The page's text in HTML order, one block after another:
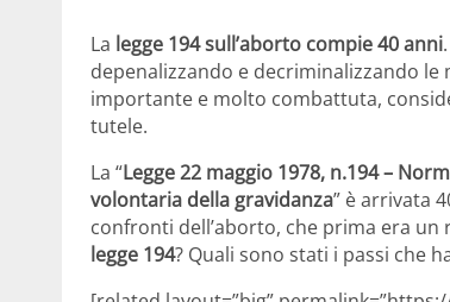
La legge 194 sull’aborto compie 40 anni
depenalizzando e decriminalizzando le
importante e molto combattuta,
tutele.
La “Legge 22 maggio 1978, n.194 –
volontaria della gravidanza” è arrivata
confronti dell’aborto, che prima era un
legge 194? Quali sono stati i passi che